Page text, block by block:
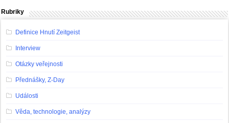
Rubriky
Definice Hnutí Zeitgeist
Interview
Otázky veřejnosti
Přednášky, Z-Day
Události
Věda, technologie, analýzy